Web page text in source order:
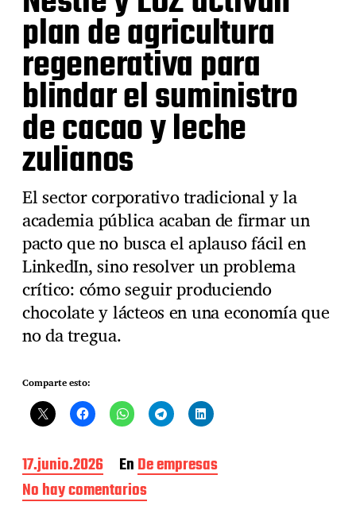
plan de agricultura
regenerativa para
blindar el suministro
de cacao y leche
zulianos
El sector corporativo tradicional y la
academia pública acaban de firmar un
pacto que no busca el aplauso fácil en
LinkedIn, sino resolver un problema
crítico: cómo seguir produciendo
chocolate y lácteos en una economía que
no da tregua.
Comparte esto:
F
e
c
17.junio.2026 EnDe empresas
No hay comentariose
n